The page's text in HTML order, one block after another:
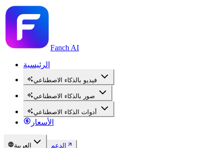
Fanch AI
الرئيسية
فيديو بالذكاء الاصطناعي
صور بالذكاء الاصطناعي
أدوات الذكاء الاصطناعي
الأسعار
العربية
الدعم